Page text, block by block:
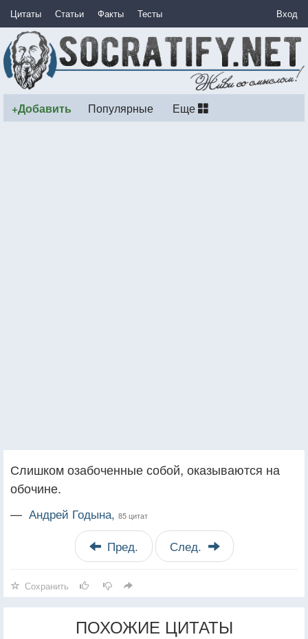
Цитаты Статьи Факты Тесты Вход
+Добавить Популярные Еще
Слишком озабоченные собой, оказываются на
обочине.
— Андрей Годына, 85 цитат
Пред. След.
Сохранить
ПОХОЖИЕ ЦИТАТЫ